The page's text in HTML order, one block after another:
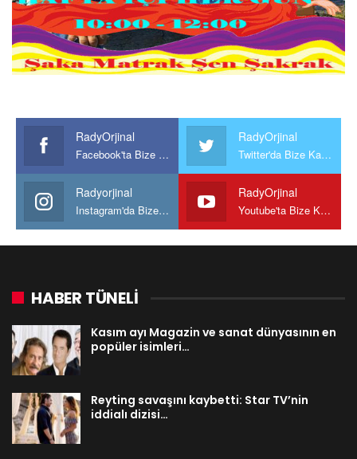
RadyOrjinal
Facebook'ta Bize Katılın
RadyOrjinal
Twitter'da Bize Katılın
Radyorjinal
Instagram'da Bize katılın
RadyOrjinal
Youtube'ta Bize Katılın
HABER TÜNELİ
Kasım ayı Magazin ve sanat dünyasının en
popüler isimleri…
Reyting savaşını kaybetti: Star TV’nin
iddialı dizisi…